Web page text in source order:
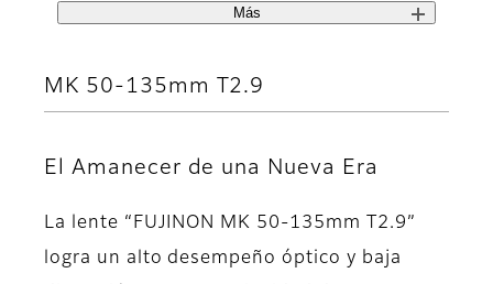
Más
MK 50-135mm T2.9
El Amanecer de una Nueva Era
La lente “FUJINON MK 50-135mm T2.9”
logra un alto desempeño óptico y baja